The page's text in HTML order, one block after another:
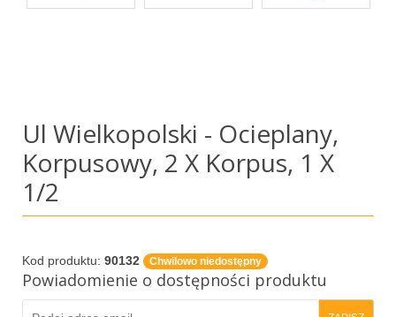
Ul Wielkopolski - Ocieplany,
Korpusowy, 2 X Korpus, 1 X
1/2
Kod produktu: 90132 Chwilowo niedostępny
Powiadomienie o dostępności produktu